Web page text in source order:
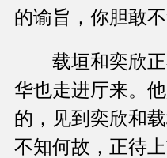
的谕旨，你胆敢
载垣和奕欣
华也走进厅来。
的，见到奕欣和
不知何故，正待